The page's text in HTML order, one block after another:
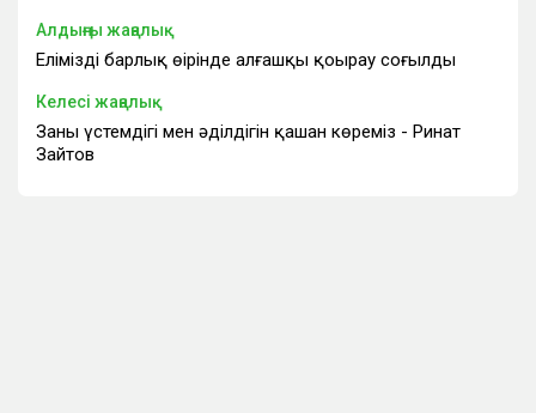
Алдыңғы жаңалық
Еліміздің барлық өңірінде алғашқы қоңырау соғылды
Келесі жаңалық
Заңның үстемдігі мен әділдігін қашан көреміз - Ринат
Зайтов